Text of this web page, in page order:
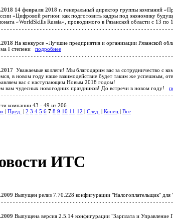
14 февраля 2018 г. генеральный директор группы компаний
«Цифровой регион: как подготовить кадры под экономику
«WorldSkills Russia», проводимого в Рязанской области с 13 по
На конкурсе «Лучшие предприятия и организации Рязанской
I степени подробнее
Уважаемые коллеги! Мы благодарим вас за сотрудничество с
в новом году наше взаимодействие будет таким же успешным,
вас с наступающим Новым 2018 годом!
вам чудесных новогодних праздников! До встречи в новом году!
компании 43 - 49 из 206
Пред. 2 3 4 5 6 7 8 9 10 11 12 След. Конец Все
ИТС
Выпущен релиз 7.70.228 конфигурации "Налогоплательщик"
Выпущена версия 2.5.14 конфигурации "Зарплата и